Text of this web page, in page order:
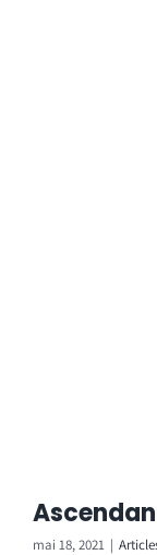
mai 18, 2021 |